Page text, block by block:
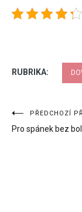
RUBRIKA:
Navigace
pro
PŘEDCHOZÍ
Pro spánek bez